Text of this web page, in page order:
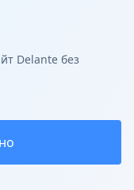
Delante без